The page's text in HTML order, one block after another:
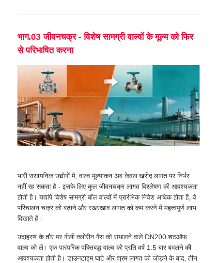
भाग.03 जीवनचक्र - विशेष सामग्री वाल्वों के मूल्य को फिर
से परिभाषित करना
भारी रासायनिक उद्योगों में, वाल्व मूल्यांकन अब केवल खरीद लागत पर निर्भर
नहीं रह सकता है - इसके लिए कुल जीवनचक्र लागत विश्लेषण की आवश्यकता
होती है। यद्यपि विशेष सामग्री बॉल वाल्वों में प्रारंभिक निवेश अधिक होता है, वे
परिचालन चक्र को बढ़ाने और रखरखाव लागत को कम करने में महत्वपूर्ण लाभ
दिखाते हैं।
उदाहरण के तौर पर गीली क्लोरीन गैस को संभालने वाले DN200 शटऑफ
वाल्व को लें। एक पारंपरिक पंक्तिबद्ध वाल्व को प्रति वर्ष 1.5 बार बदलने की
आवश्यकता होती है। डाउनटाइम घाटे और श्रम लागत को जोड़ने के बाद, तीन